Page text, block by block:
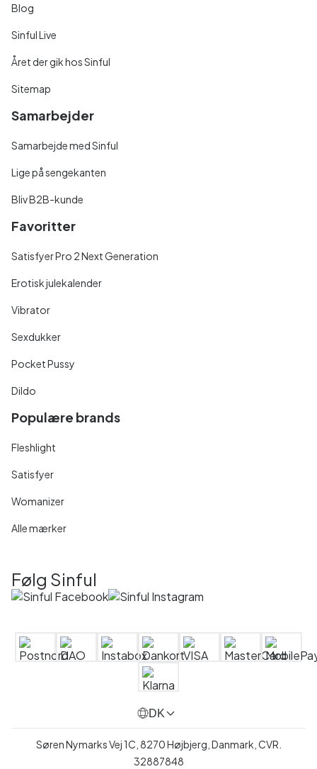
Blog
Sinful Live
Året der gik hos Sinful
Sitemap
Samarbejder
Samarbejde med Sinful
Lige på sengekanten
Bliv B2B-kunde
Favoritter
Satisfyer Pro 2 Next Generation
Erotisk julekalender
Vibrator
Sexdukker
Pocket Pussy
Dildo
Populære brands
Fleshlight
Satisfyer
Womanizer
Alle mærker
Følg Sinful
DK
Søren Nymarks Vej 1C, 8270 Højbjerg, Danmark, CVR.
32887848